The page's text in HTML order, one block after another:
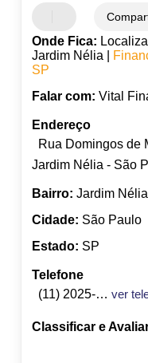
Onde Fica:
Jardim Nélia |
SP
Falar com: Vital
Endereço
Rua Domingos de
Jardim Nélia - São
Bairro: Jardim Nélia
Cidade: São Paulo
Estado: SP
Telefone
(11) 2025-1755
ver
Classificar e